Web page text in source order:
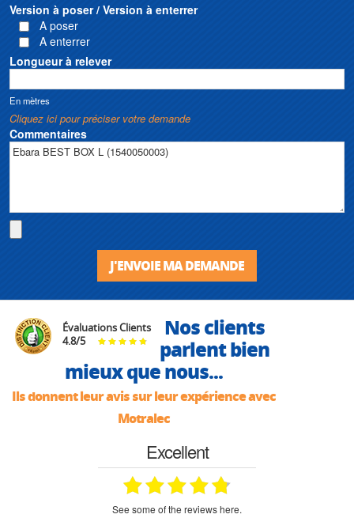
Version à poser / Version à enterrer
A poser
A enterrer
Longueur à relever
En mètres
Cliquez ici pour préciser votre demande
Commentaires
J'ENVOIE MA DEMANDE
Évaluations Clients
4.8/5
Nos clients
parlent bien
mieux que nous...
Ils donnent leur avis sur leur expérience avec
Motralec
Excellent
see some of the reviews here.